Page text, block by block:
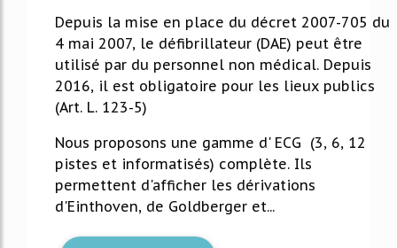
Depuis la mise en place du décret 2007-705 du
4 mai 2007, le défibrillateur (DAE) peut être
utilisé par du personnel non médical. Depuis
2016, il est obligatoire pour les lieux publics
(Art. L. 123-5)
Nous proposons une gamme d' ECG (3, 6, 12
pistes et informatisés) complète. Ils
permettent d'afficher les dérivations
d'Einthoven, de Goldberger et...